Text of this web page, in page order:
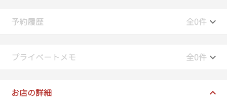
予約履歴 全0件
プライベートメモ 全0件
お店の詳細